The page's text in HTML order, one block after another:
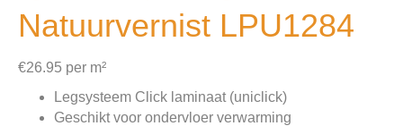
Natuurvernist LPU1284
€26.95 per m²
Legsysteem Click laminaat (uniclick)
Geschikt voor ondervloer verwarming